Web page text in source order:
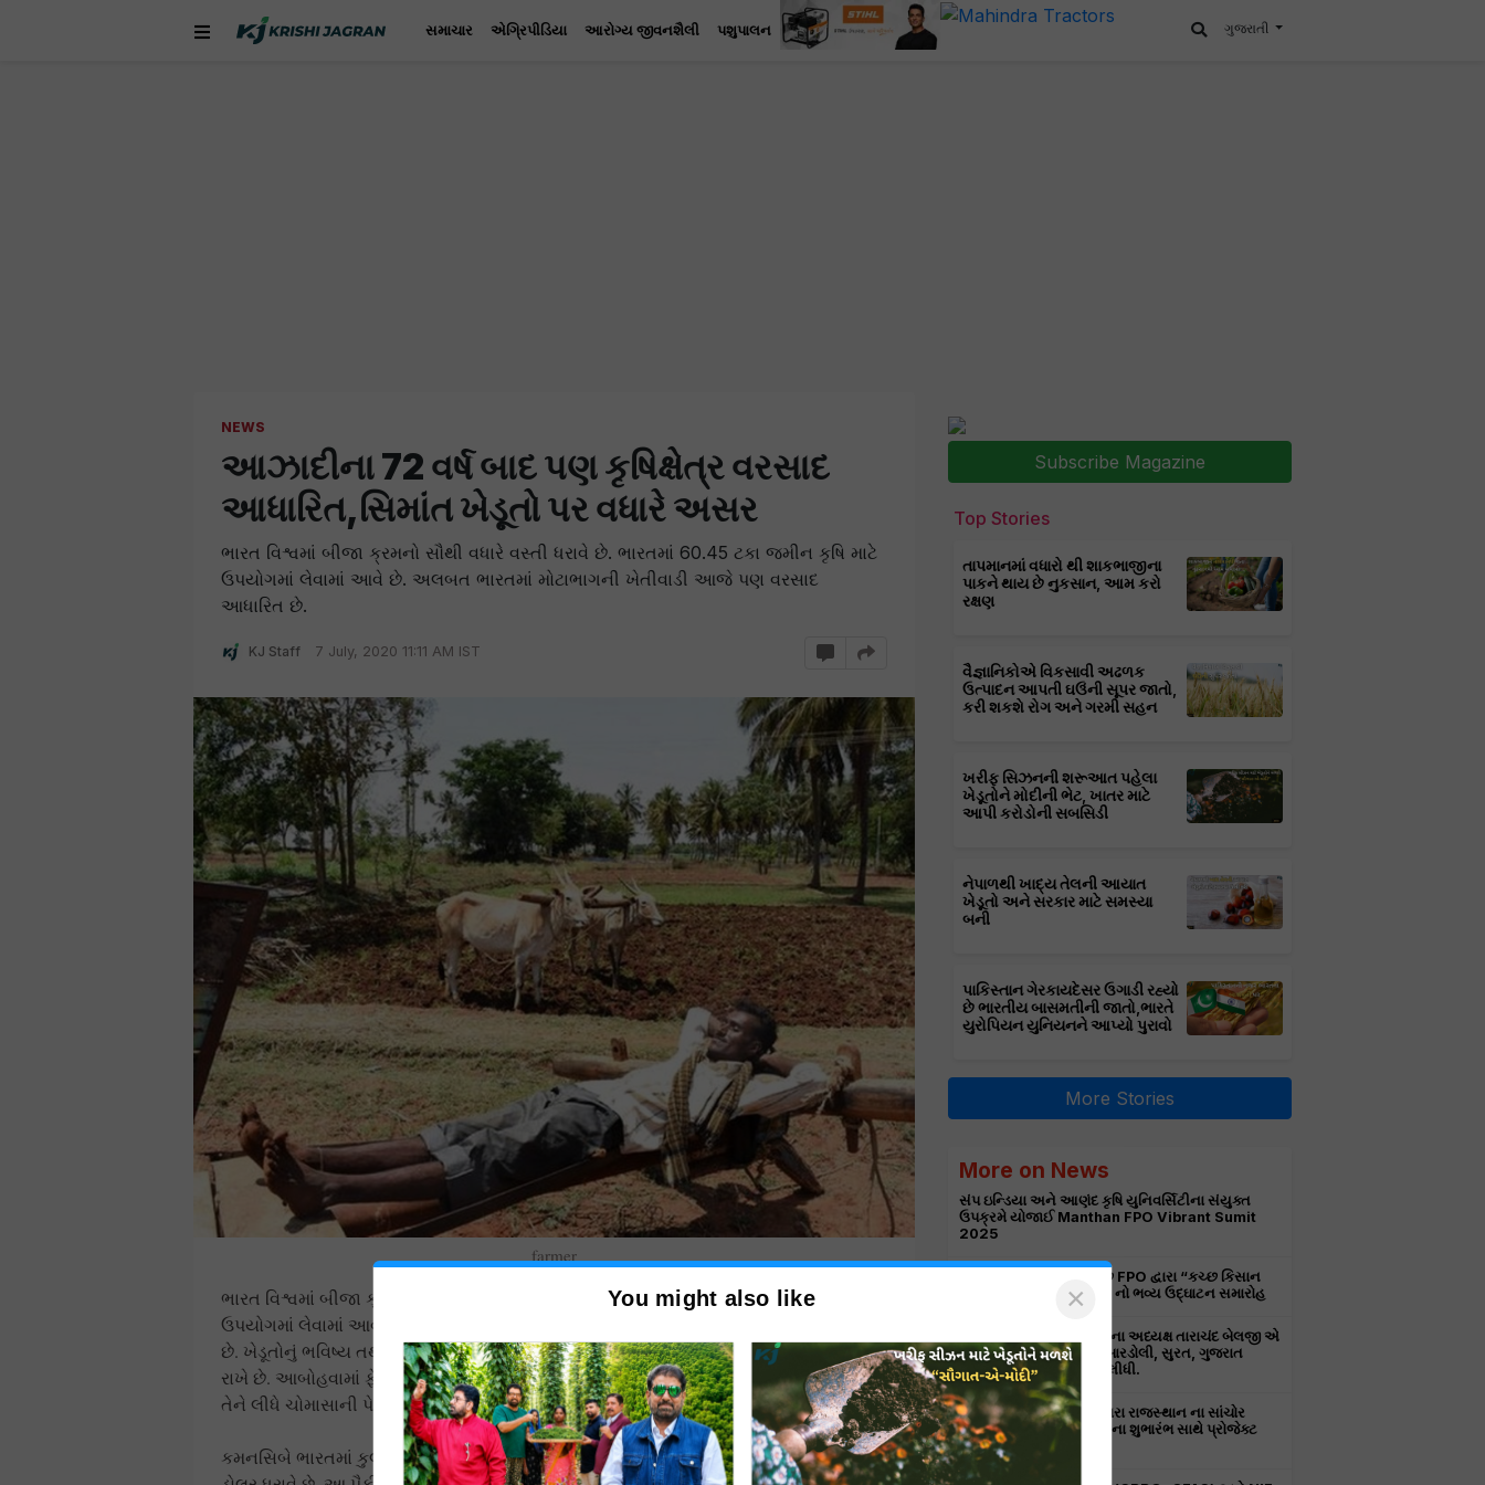
સમાચાર એગ્રિપીડિયા આરોગ્ય જીવનશૈલી પશુપાલન ગુજરાતી
NEWS
આઝાદીના 72 વર્ષ બાદ પણ કૃષિક્ષેત્ર વરસાદ
આધારિત,સિમાંત ખેડૂતો પર વધારે અસર
ભારત વિશ્વમાં બીજા ક્રમનો સૌથી વધારે વસ્તી ધરાવે છે. ભારતમાં 60.45 ટકા જમીન કૃષિ માટે
ઉપયોગમાં લેવામાં આવે છે. અલબત ભારતમાં મોટાભાગની ખેતીવાડી આજે પણ વરસાદ
આધારિત છે.
KJ Staff 7 July, 2020 11:11 AM IST
farmer
ભારત વિશ્વમાં બીજા ક્રમનો સૌથી વધારે વસ્તી ધરાવે છે. ભારતમાં 60.45 ટકા જમીન કૃષિ માટે
ઉપયોગમાં લેવામાં આવે છે. અલબત ભારતમાં મોટાભાગની ખેતીવાડી આજે પણ વરસાદ આધારિત
છે. ખેડૂતોનું ભવિષ્ય તથા તેમના પરિવારનું ભવિષ્ય દેશમાં ચોમાસુ કેવું રહેશે તેના પર વધારે આધાર
રાખે છે. આબોહવામાં ફેરફાર થવા સાથે કૃષિક્ષેત્રની લાઈફલાઈન પણ અનિમિત બની જાય છે.
તેને લીધે ચોમાસાની પેટર્નમાં અટકી પડે છે.
કમનસિબે ભારતમાં કુલ વસ્તીનો 70 ટકા ભાગ તેમની માસિક આવક રૂપિયા 6000 અથવા 81
Subscribe Magazine
Top Stories
તાપમાનમાં વધારો થી શાકભાજીના
પાકને થાય છે નુકસાન, આમ કરો
રક્ષણ
વૈજ્ઞાનિકોએ વિકસાવી અઢળક
ઉત્પાદન આપતી ઘઉંની સૂપર જાતો,
કરી શકશે રોગ અને ગરમી સહન
ખરીફ સિઝનની શરૂઆત પહેલા
ખેડૂતોને મોદીની ભેટ, ખાતર માટે
આપી કરોડોની સબસિડી
નેપાળથી ખાદ્ય તેલની આયાત
ખેડૂતો અને સરકાર માટે સમસ્યા
બની
પાકિસ્તાન ગેરકાયદેસર ઉગાડી રહ્યો
છે ભારતીય બાસમતીની જાતો,ભારતે
યુરોપિયન યુનિયનને આપ્યો પુરાવો
More Stories
More on News
સંપ ઇન્ડિયા અને આણંદ કૃષિ યુનિવર્સિટીના સંયુક્ત
ઉપક્રમે યોજાઈ Manthan FPO Vibrant Sumit
2025
અંજાર ખાતે યોજાયો કચ્છ FPO દ્વારા “કચ્છ કિસાન
માર્ટ” ( એગ્રી ઇનપુટ શોપ) નો ભવ્ય ઉદ્ઘાટન સમારોહ
રાહ ફાર્મા પ્રોડ્યુસર કંપનીના અધ્યક્ષ તારાચંદ બેલજી એ
એશિયા ડોન-બાયો કેરના બારડોલી, સુરત, ગુજરાત
ઉત્પાદન ક્ષેત્રની મુલાકાત લીધી.
સજીવન લાઇફ પ્રા. લી. દ્વારા રાજસ્થાન ના સાંચોર
જીલ્લામાં માં નવા પ્રોજેક્ટ ના શુભારંભ સાથે પ્રોજેક્ટ
ઓફિસનું ઉદ્ઘાટન.
You might also like ×